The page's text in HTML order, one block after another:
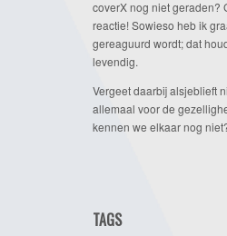
coverX nog niet geraden?
reactie! Sowieso heb ik
gereaguurd wordt; dat
levendig.
Vergeet daarbij alsjeblieft
allemaal voor de
kennen we elkaar nog
TAGS